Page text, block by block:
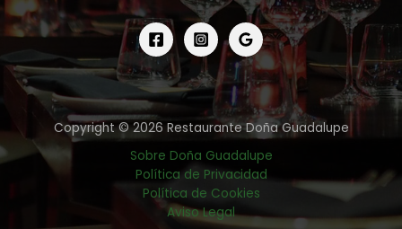
Copyright © 2026 Restaurante Doña Guadalupe
Sobre Doña Guadalupe
Política de Privacidad
Política de Cookies
Aviso Legal